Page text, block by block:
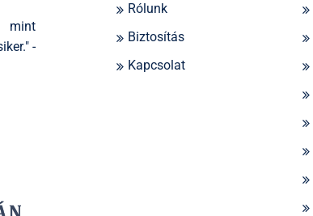
mint
-
Rólunk
Biztosítás
Kapcsolat